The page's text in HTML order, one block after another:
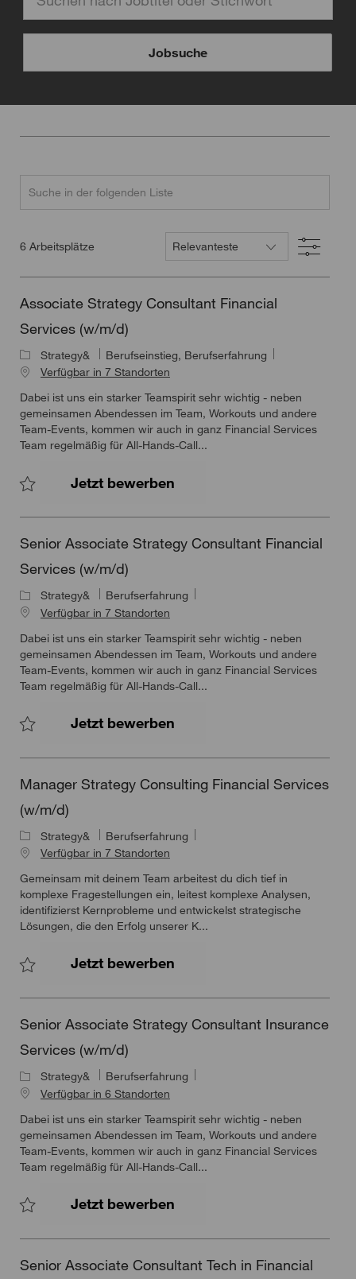
Jobsuche
6 Arbeitsplätze Filter
Associate Strategy Consultant Financial
Services (w/m/d)
Strategy&
Berufseinstieg, Berufserfahrung
Verfügbar in 7 Standorten
Dabei ist uns ein starker Teamspirit sehr wichtig - neben
gemeinsamen Abendessen im Team, Workouts und andere
Team-Events, kommen wir auch in ganz Financial Services
Team regelmäßig für All-Hands-Call...
Jetzt bewerbenAssociate Strategy
Senior Associate Strategy Consultant Financial
Services (w/m/d)
Strategy&
Berufserfahrung
Verfügbar in 7 Standorten
Dabei ist uns ein starker Teamspirit sehr wichtig - neben
gemeinsamen Abendessen im Team, Workouts und andere
Team-Events, kommen wir auch in ganz Financial Services
Team regelmäßig für All-Hands-Call...
Jetzt bewerbenSenior Associate
Manager Strategy Consulting Financial Services
(w/m/d)
Strategy&
Berufserfahrung
Verfügbar in 7 Standorten
Gemeinsam mit deinem Team arbeitest du dich tief in
komplexe Fragestellungen ein, leitest komplexe Analysen,
identifizierst Kernprobleme und entwickelst strategische
Lösungen, die den Erfolg unserer K...
Jetzt bewerbenManager Strategy
Senior Associate Strategy Consultant Insurance
Services (w/m/d)
Strategy&
Berufserfahrung
Verfügbar in 6 Standorten
Dabei ist uns ein starker Teamspirit sehr wichtig - neben
gemeinsamen Abendessen im Team, Workouts und andere
Team-Events, kommen wir auch in ganz Financial Services
Team regelmäßig für All-Hands-Call...
Jetzt bewerbenSenior Associate
Senior Associate Consultant Tech in Financial